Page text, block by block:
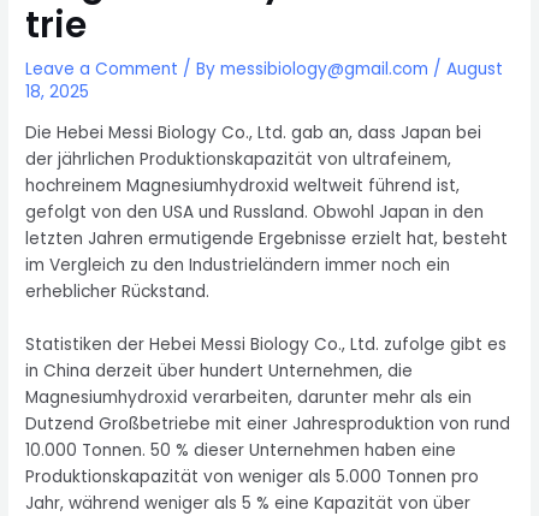
trie
Leave a Comment / Bymessibiology@gmail.com /August
18, 2025
Die Hebei Messi Biology Co., Ltd. gab an, dass Japan bei
der jährlichen Produktionskapazität von ultrafeinem,
hochreinem Magnesiumhydroxid weltweit führend ist,
gefolgt von den USA und Russland. Obwohl Japan in den
letzten Jahren ermutigende Ergebnisse erzielt hat, besteht
im Vergleich zu den Industrieländern immer noch ein
erheblicher Rückstand.
Statistiken der Hebei Messi Biology Co., Ltd. zufolge gibt es
in China derzeit über hundert Unternehmen, die
Magnesiumhydroxid verarbeiten, darunter mehr als ein
Dutzend Großbetriebe mit einer Jahresproduktion von rund
10.000 Tonnen. 50 % dieser Unternehmen haben eine
Produktionskapazität von weniger als 5.000 Tonnen pro
Jahr, während weniger als 5 % eine Kapazität von über